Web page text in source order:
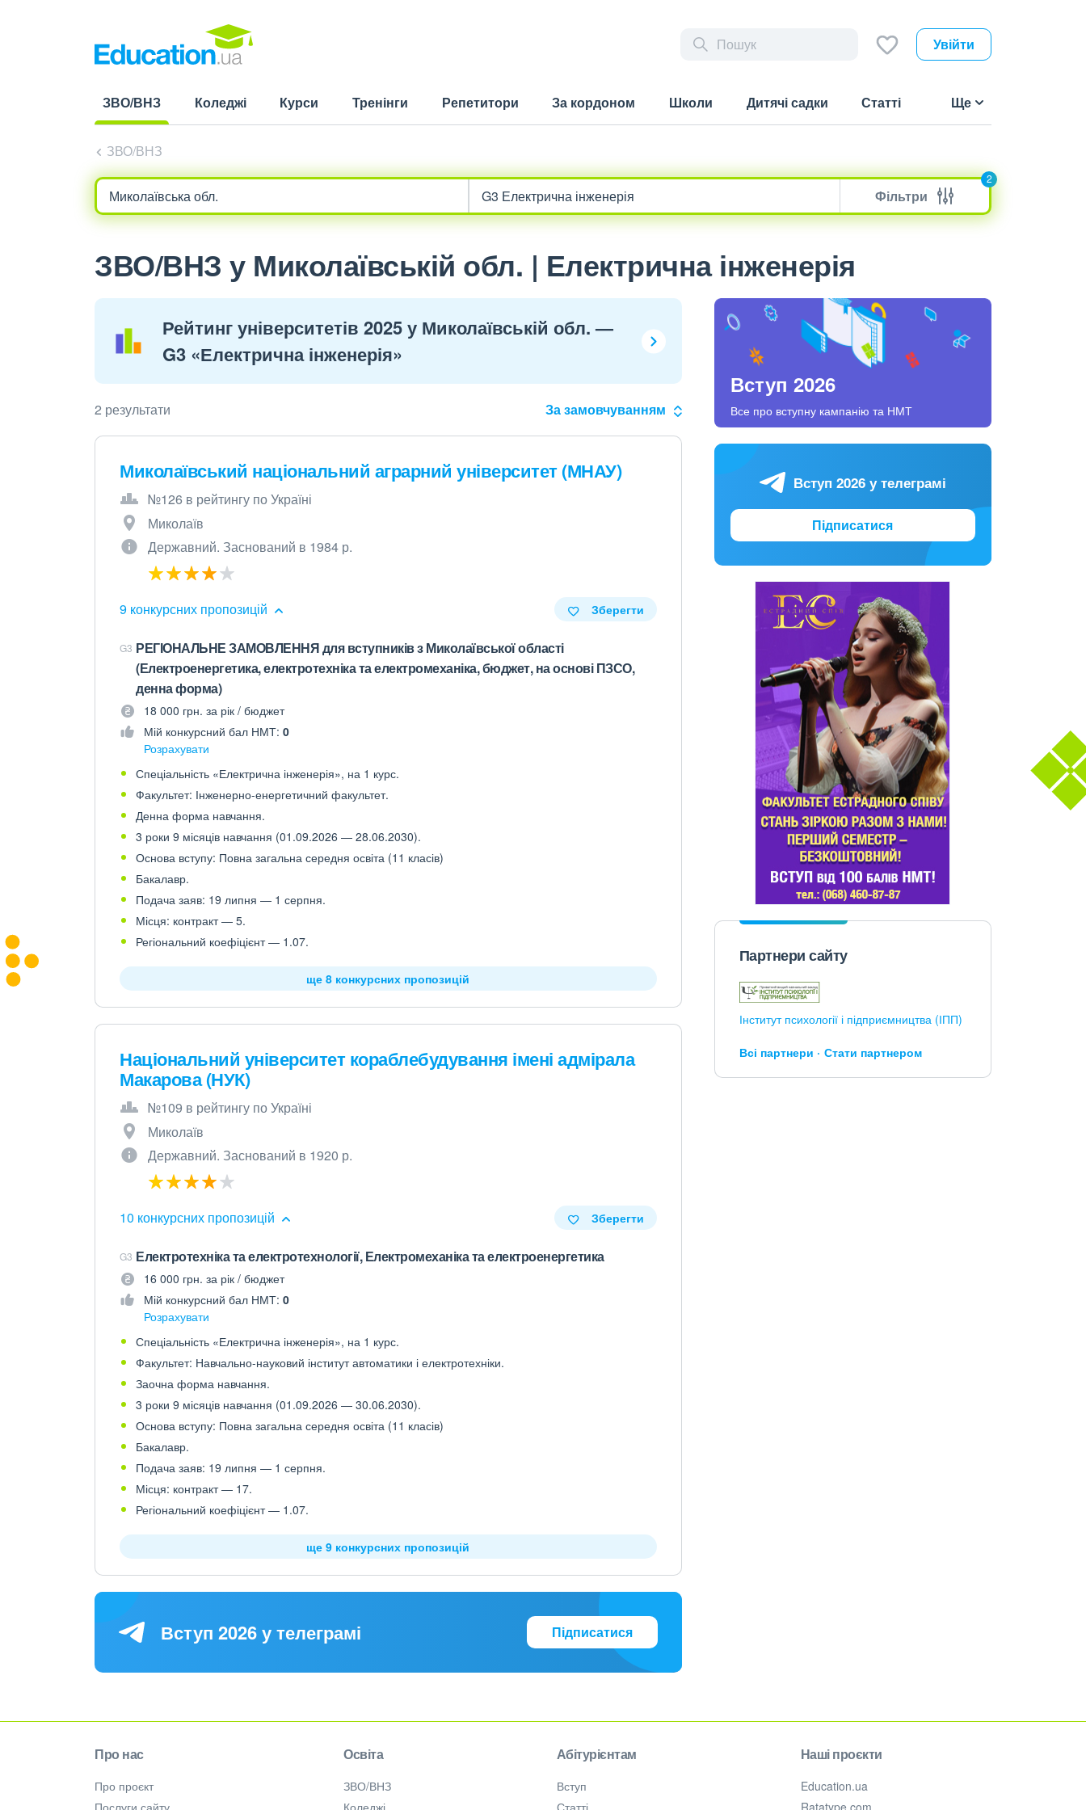
Увійти
ЗВО/ВНЗ
Коледжі Курси Тренінги Репетитори За кордоном Школи Дитячі садки Статті Ще
ЗВО/ВНЗ
Фільтри
2
ЗВО/ВНЗ у Миколаївській обл. | Електрична інженерія
Рейтинг університетів 2025 у Миколаївській обл. —
G3 «Електрична інженерія»
2 результати За замовчуванням
Миколаївський національний аграрний університет (МНАУ)
№126 в рейтингу по Україні
Миколаїв
Державний. Заснований в 1984 р.
9 конкурсних пропозицій Зберегти
G3 РЕГІОНАЛЬНЕ ЗАМОВЛЕННЯ для вступників з Миколаївської області
(Електроенергетика, електротехніка та електромеханіка, бюджет, на основі ПЗСО,
денна форма)
18 000 грн. за рік / бюджет
Мій конкурсний бал НМТ: 0
Розрахувати
Спеціальність «Електрична інженерія», на 1 курс.
Факультет: Інженерно-енергетичний факультет.
Денна форма навчання.
3 роки 9 місяців навчання (01.09.2026 — 28.06.2030).
Основа вступу: Повна загальна середня освіта (11 класів)
Бакалавр.
Подача заяв: 19 липня — 1 серпня.
Місця: контракт — 5.
Регіональний коефіцієнт — 1.07.
ще 8 конкурсних пропозицій
Національний університет кораблебудування імені адмірала
Макарова (НУК)
№109 в рейтингу по Україні
Миколаїв
Державний. Заснований в 1920 р.
10 конкурсних пропозицій Зберегти
G3 Електротехніка та електротехнології, Електромеханіка та електроенергетика
16 000 грн. за рік / бюджет
Мій конкурсний бал НМТ: 0
Розрахувати
Спеціальність «Електрична інженерія», на 1 курс.
Факультет: Навчально-науковий інститут автоматики і електротехніки.
Заочна форма навчання.
3 роки 9 місяців навчання (01.09.2026 — 30.06.2030).
Основа вступу: Повна загальна середня освіта (11 класів)
Бакалавр.
Подача заяв: 19 липня — 1 серпня.
Місця: контракт — 17.
Регіональний коефіцієнт — 1.07.
ще 9 конкурсних пропозицій
Вступ 2026 у телеграмі Підписатися
Вступ 2026
Все про вступну кампанію та НМТ
Вступ 2026 у телеграмі
Підписатися
Партнери сайту
Інститут психології і підприємництва (ІПП)
Всі партнери Стати партнером
Про нас
Про проєкт
Послуги сайту
Освіта
ЗВО/ВНЗ
Коледжі
Абітурієнтам
Вступ
Статті
Наші проєкти
Education.ua
Ratatype.com